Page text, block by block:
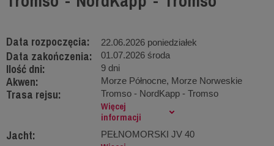
Data rozpoczęcia: 22.06.2026 poniedziałek
Data zakończenia: 01.07.2026 środa
Ilość dni: 9 dni
Akwen: Morze Północne, Morze Norweskie
Trasa rejsu: Tromso - NordKapp - Tromso
Więcej
informacji
Jacht: PEŁNOMORSKI JV 40